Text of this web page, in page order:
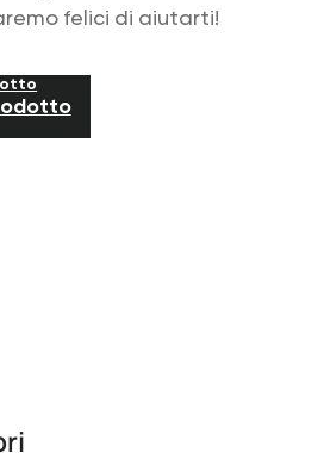
felici di aiutarti!